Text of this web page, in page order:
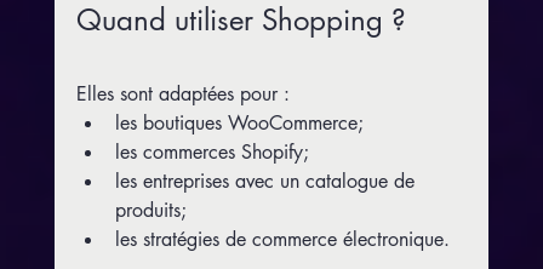
Quand utiliser Shopping ?
Elles sont adaptées pour :
les boutiques WooCommerce;
les commerces Shopify;
les entreprises avec un catalogue de
produits;
les stratégies de commerce électronique.